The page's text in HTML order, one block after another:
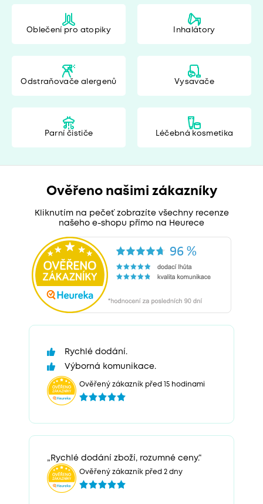
Oblečení pro atopiky Inhalátory
Odstraňovače alergenů Vysavače
Parní čističe Léčebná kosmetika
Ověřeno našimi zákazníky
Kliknutím na pečeť zobrazíte všechny recenze
našeho e-shopu přímo na Heurece
Rychlé dodání.
Výborná komunikace.
Ověřený zákazník před 15 hodinami
„Rychlé dodání zboží, rozumné ceny.“
Ověřený zákazník před 2 dny